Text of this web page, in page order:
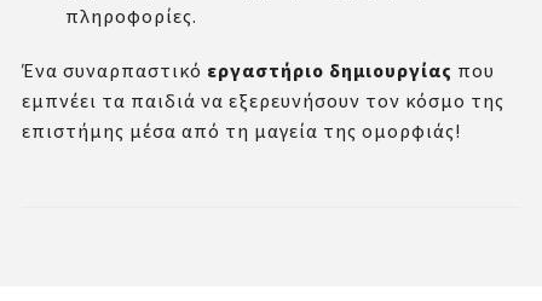
πληροφορίες.
Ένα συναρπαστικό εργαστήριο δημιουργίας που
εμπνέει τα παιδιά να εξερευνήσουν τον κόσμο της
επιστήμης μέσα από τη μαγεία της ομορφιάς!